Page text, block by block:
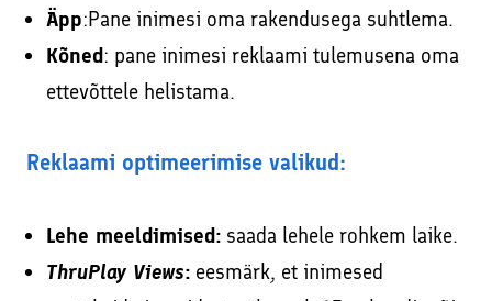
Äpp:Pane inimesi oma rakendusega suhtlema.
Kõned: pane inimesi reklaami tulemusena oma
ettevõttele helistama.
Reklaami optimeerimise valikud:
Lehe meeldimised:saada lehele rohkem laike.
ThruPlay Views:eesmärk, et inimesed